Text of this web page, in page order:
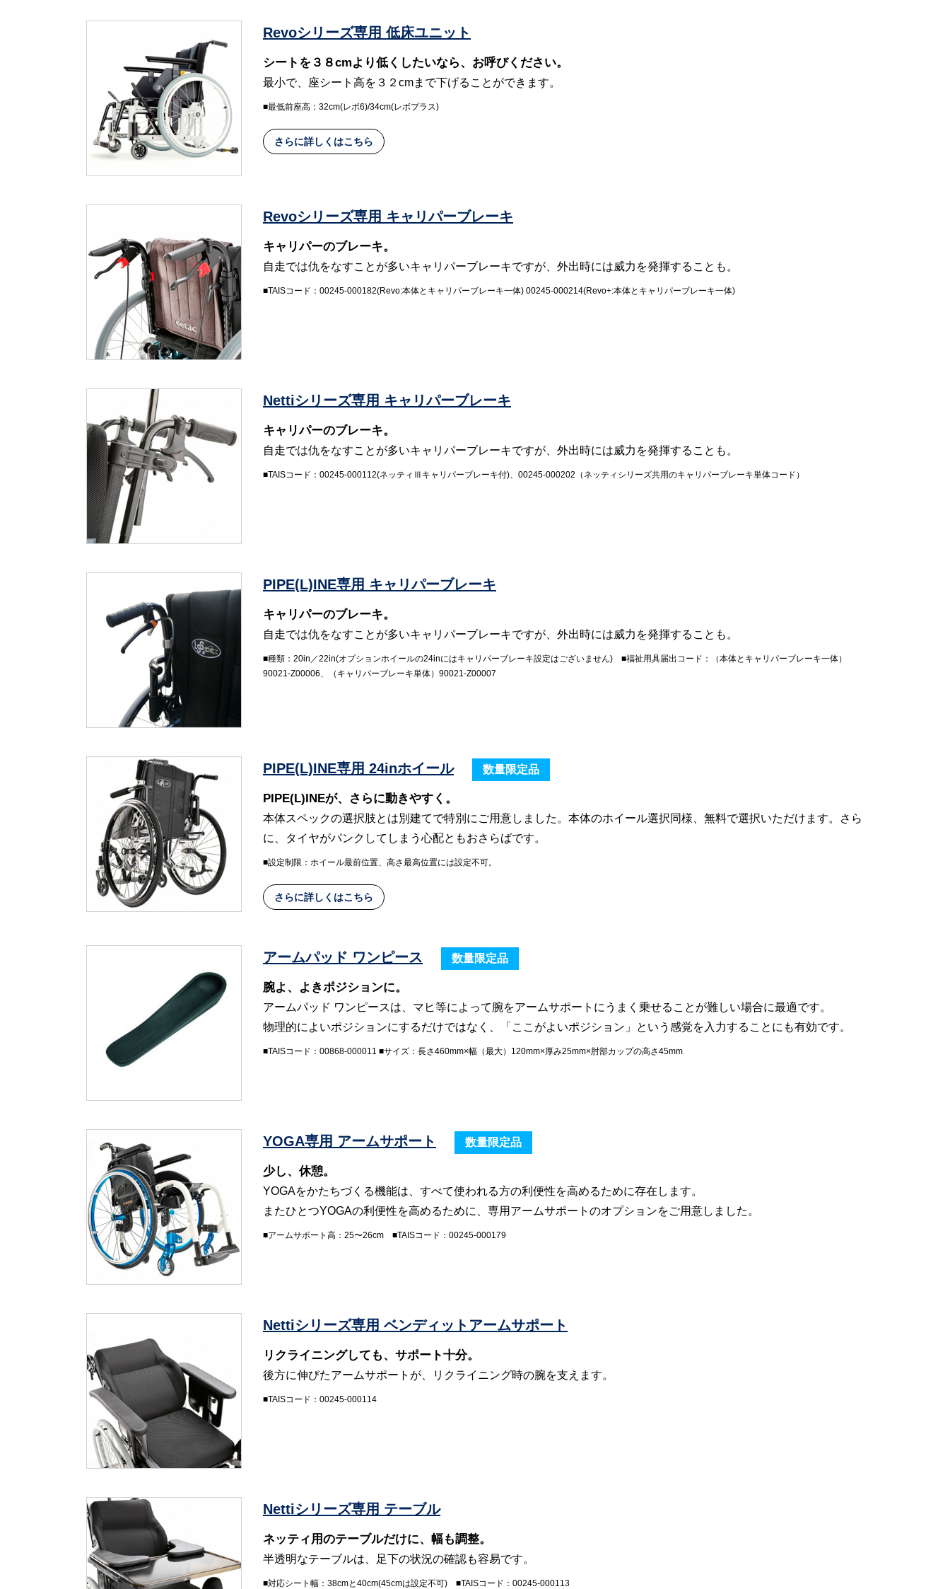
Revoシリーズ専用 低床ユニット
シートを３８cmより低くしたいなら、お呼びください。
最小で、座シート高を３２cmまで下げることができます。
■最低前座高：32cm(レボ6)/34cm(レボプラス)
さらに詳しくはこちら
Revoシリーズ専用 キャリパーブレーキ
キャリパーのブレーキ。
自走では仇をなすことが多いキャリパーブレーキですが、外出時には威力を発揮することも。
■TAISコード：00245-000182(Revo:本体とキャリパーブレーキ一体) 00245-000214(Revo+:本体とキャリパーブレーキ一体)
Nettiシリーズ専用 キャリパーブレーキ
キャリパーのブレーキ。
自走では仇をなすことが多いキャリパーブレーキですが、外出時には威力を発揮することも。
■TAISコード：00245-000112(ネッティⅢキャリパーブレーキ付)、00245-000202（ネッティシリーズ共用のキャリパーブレーキ単体コード）
PIPE(L)INE専用 キャリパーブレーキ
キャリパーのブレーキ。
自走では仇をなすことが多いキャリパーブレーキですが、外出時には威力を発揮することも。
■種類：20in／22in(オプションホイールの24inにはキャリパーブレーキ設定はございません) ■福祉用具届出コード：（本体とキャリパーブレーキ一体）
90021-Z00006、（キャリパーブレーキ単体）90021-Z00007
PIPE(L)INE専用 24inホイール 数量限定品
PIPE(L)INEが、さらに動きやすく。
本体スペックの選択肢とは別建てで特別にご用意しました。本体のホイール選択同様、無料で選択いただけます。さら
に、タイヤがパンクしてしまう心配ともおさらばです。
■設定制限：ホイール最前位置、高さ最高位置には設定不可。
さらに詳しくはこちら
アームパッド ワンピース 数量限定品
腕よ、よきポジションに。
アームパッド ワンピースは、マヒ等によって腕をアームサポートにうまく乗せることが難しい場合に最適です。
物理的によいポジションにするだけではなく、「ここがよいポジション」という感覚を入力することにも有効です。
■TAISコード：00868-000011 ■サイズ：長さ460mm×幅（最大）120mm×厚み25mm×肘部カップの高さ45mm
YOGA専用 アームサポート 数量限定品
少し、休憩。
YOGAをかたちづくる機能は、すべて使われる方の利便性を高めるために存在します。
またひとつYOGAの利便性を高めるために、専用アームサポートのオプションをご用意しました。
■アームサポート高：25〜26cm ■TAISコード：00245-000179
Nettiシリーズ専用 ベンディットアームサポート
リクライニングしても、サポート十分。
後方に伸びたアームサポートが、リクライニング時の腕を支えます。
■TAISコード：00245-000114
Nettiシリーズ専用 テーブル
ネッティ用のテーブルだけに、幅も調整。
半透明なテーブルは、足下の状況の確認も容易です。
■対応シート幅：38cmと40cm(45cmは設定不可) ■TAISコード：00245-000113